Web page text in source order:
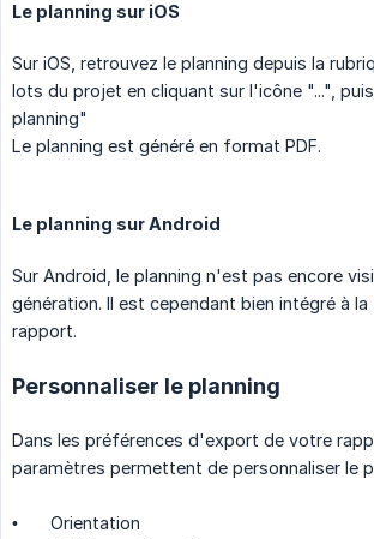
Le planning sur iOS
Sur iOS, retrouvez le planning depuis la
lots du projet en cliquant sur l'icône "...",
planning"
Le planning est généré en format PDF.
Le planning sur Android
Sur Android, le planning n'est pas encore
génération. Il est cependant bien intégré à
rapport.
Personnaliser le planning
Dans les préférences d'export de votre
paramètres permettent de personnaliser le
•
Orientation